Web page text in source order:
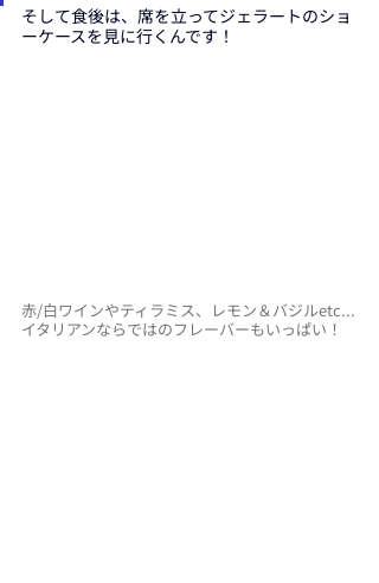
そして食後は、席を立ってジェラートのショ
ーケースを見に行くんです！
赤/白ワインやティラミス、レモン＆バジルetc...
イタリアンならではのフレーバーもいっぱい！